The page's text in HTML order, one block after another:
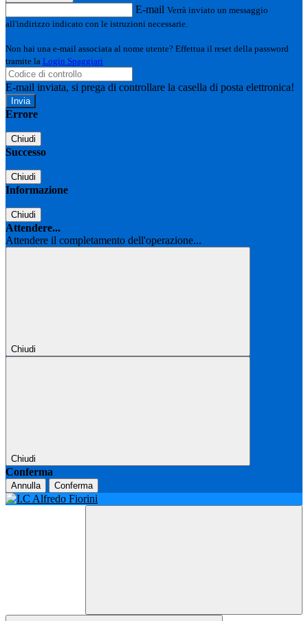
E-mail Verrà inviato un messaggio
all'indirizzo indicato con le istruzioni necessarie.
Non hai una e-mail associata al nome utente? Effettua il reset della password
tramite la Login Spaggiari
E-mail inviata, si prega di controllare la casella di posta elettronica!
Errore
Chiudi
Successo
Chiudi
Informazione
Chiudi
Attendere...
Attendere il completamento dell'operazione...
Chiudi
Chiudi
Conferma
Annulla Conferma